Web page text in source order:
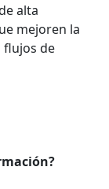
alta
mejoren la
flujos de